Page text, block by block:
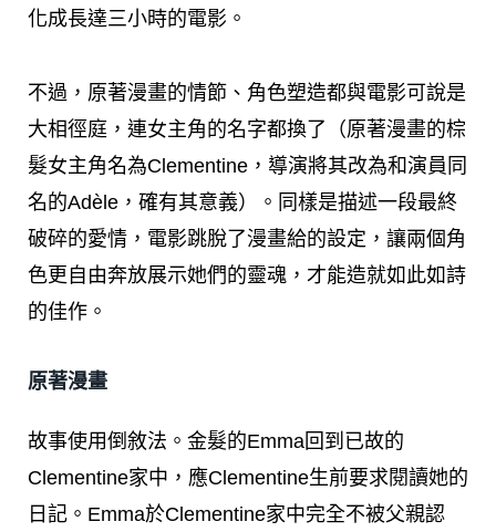
化成長達三小時的電影。
不過，原著漫畫的情節、角色塑造都與電影可說是
大相徑庭，連女主角的名字都換了（原著漫畫的棕
髮女主角名為Clementine，導演將其改為和演員同
名的Adèle，確有其意義）。同樣是描述一段最終
破碎的愛情，電影跳脫了漫畫給的設定，讓兩個角
色更自由奔放展示她們的靈魂，才能造就如此如詩
的佳作。
原著漫畫
故事使用倒敘法。金髮的Emma回到已故的
Clementine家中，應Clementine生前要求閱讀她的
日記。Emma於Clementine家中完全不被父親認